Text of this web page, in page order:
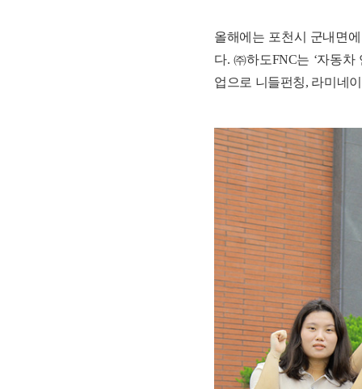
올해에는 포천시 군내면
다. ㈜하도FNC는 ‘자동
업으로 니들펀칭, 라미네